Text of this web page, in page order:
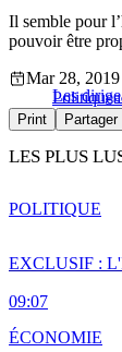
Il semble pour
pouvoir être
Les
Mar 28,
Politique
Print Partager
LES PLUS
EXCLUSIF :
09:07
POLITIQUE
ÉCONOMIE